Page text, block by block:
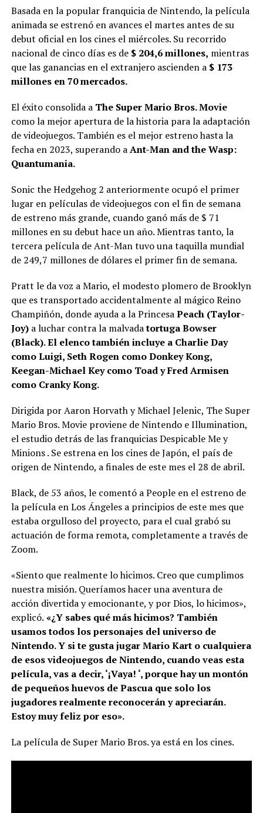
Basada en la popular franquicia de Nintendo, la película
animada se estrenó en avances el martes antes de su
debut oficial en los cines el miércoles. Su recorrido
nacional de cinco días es de $ 204,6 millones, mientras
que las ganancias en el extranjero ascienden a $ 173
millones en 70 mercados.
El éxito consolida a The Super Mario Bros. Movie
como la mejor apertura de la historia para la adaptación
de videojuegos. También es el mejor estreno hasta la
fecha en 2023, superando aAnt-Man and the Wasp:
Quantumania.
Sonic the Hedgehog 2 anteriormente ocupó el primer
lugar en películas de videojuegos con el fin de semana
de estreno más grande, cuando ganó más de $ 71
millones en su debut hace un año. Mientras tanto, la
tercera película de Ant-Man tuvo una taquilla mundial
de 249,7 millones de dólares el primer fin de semana.
Pratt le da voz a Mario, el modesto plomero de Brooklyn
que es transportado accidentalmente al mágico Reino
Champiñón, donde ayuda a la PrincesaPeach (Taylor-
Joy) a luchar contra la malvadatortuga Bowser
(Black). El elenco también incluye a Charlie Day
como Luigi, Seth Rogen como Donkey Kong,
Keegan-Michael Key como Toad y Fred Armisen
como Cranky Kong.
Dirigida por Aaron Horvath y Michael Jelenic, The Super
Mario Bros. Movie proviene de Nintendo e Illumination,
el estudio detrás de las franquicias Despicable Me y
Minions . Se estrena en los cines de Japón, el país de
origen de Nintendo, a finales de este mes el 28 de abril.
Black, de 53 años, le comentó a People en el estreno de
la película en Los Ángeles a principios de este mes que
estaba orgulloso del proyecto, para el cual grabó su
actuación de forma remota, completamente a través de
Zoom.
«Siento que realmente lo hicimos. Creo que cumplimos
nuestra misión. Queríamos hacer una aventura de
acción divertida y emocionante, y por Dios, lo hicimos»,
explicó. «¿Y sabes qué más hicimos? También
usamos todos los personajes del universo de
Nintendo. Y si te gusta jugar Mario Kart o cualquiera
de esos videojuegos de Nintendo, cuando veas esta
película, vas a decir, ‘¡Vaya! ‘, porque hay un montón
de pequeños huevos de Pascua que solo los
jugadores realmente reconocerán y apreciarán.
Estoy muy feliz por eso».
La película de Super Mario Bros. ya está en los cines.